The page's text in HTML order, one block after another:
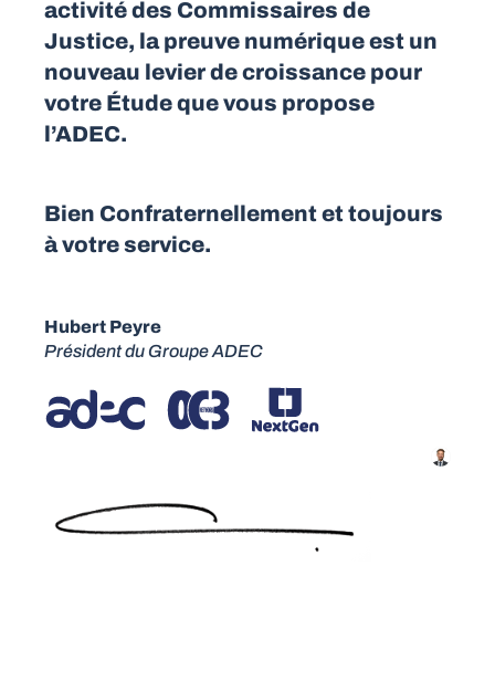
activité des Commissaires de
Justice, la preuve numérique est un
nouveau levier de croissance pour
votre Étude que vous propose
l’ADEC.
Bien Confraternellement et toujours
à votre service.
Hubert Peyre
Président du Groupe ADEC